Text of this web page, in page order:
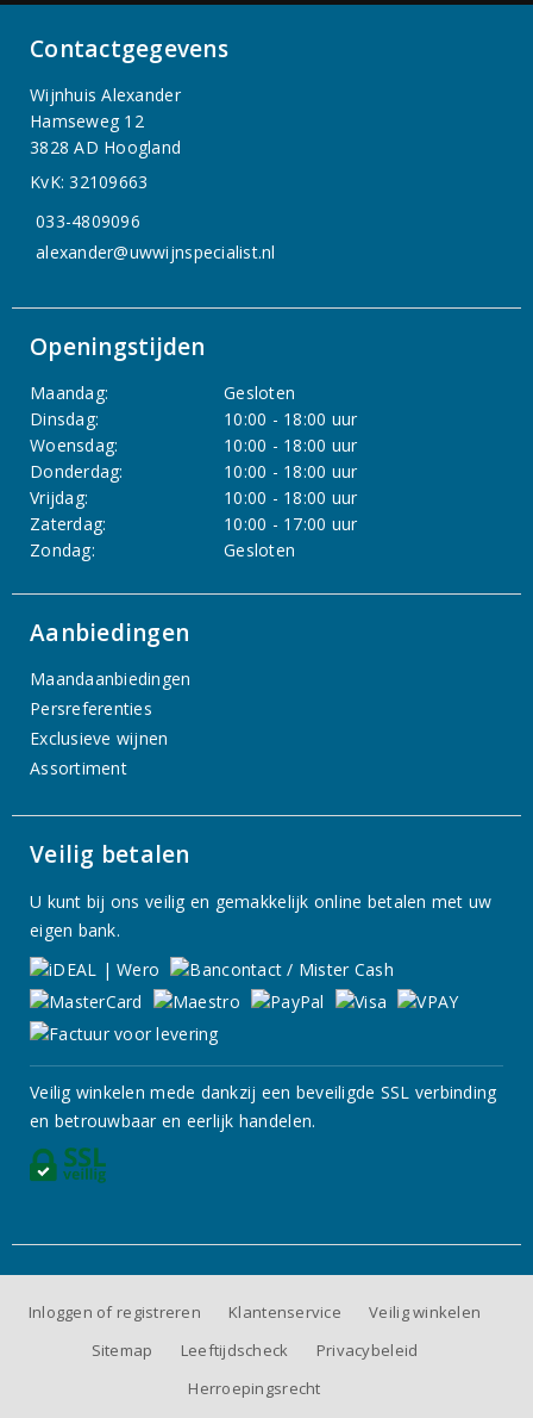
Contactgegevens
Wijnhuis Alexander
Hamseweg 12
3828 AD Hoogland
KvK: 32109663
033-4809096
alexander@uwwijnspecialist.nl
Openingstijden
Maandag:
Gesloten
Dinsdag:
10:00 - 18:00 uur
Woensdag:
10:00 - 18:00 uur
Donderdag:
10:00 - 18:00 uur
Vrijdag:
10:00 - 18:00 uur
Zaterdag:
10:00 - 17:00 uur
Zondag:
Gesloten
Aanbiedingen
Maandaanbiedingen
Persreferenties
Exclusieve wijnen
Assortiment
Veilig betalen
U kunt bij ons veilig en gemakkelijk online betalen met uw
eigen bank.
Veilig winkelen mede dankzij een beveiligde SSL verbinding
en betrouwbaar en eerlijk handelen.
Inloggen of registreren Klantenservice
Veilig winkelen
Sitemap
Leeftijdscheck
Privacybeleid
Herroepingsrecht